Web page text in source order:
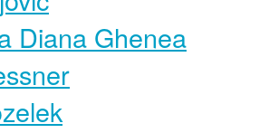
Diana Ghenea